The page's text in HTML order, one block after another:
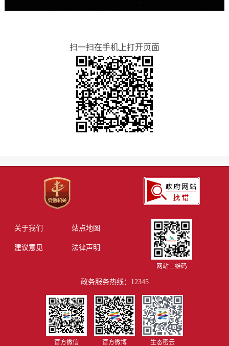
扫一扫在手机上打开页面
关于我们 站点地图
建议意见 法律声明
网站二维码
政务服务热线：12345
官方微信 官方微博 生态密云